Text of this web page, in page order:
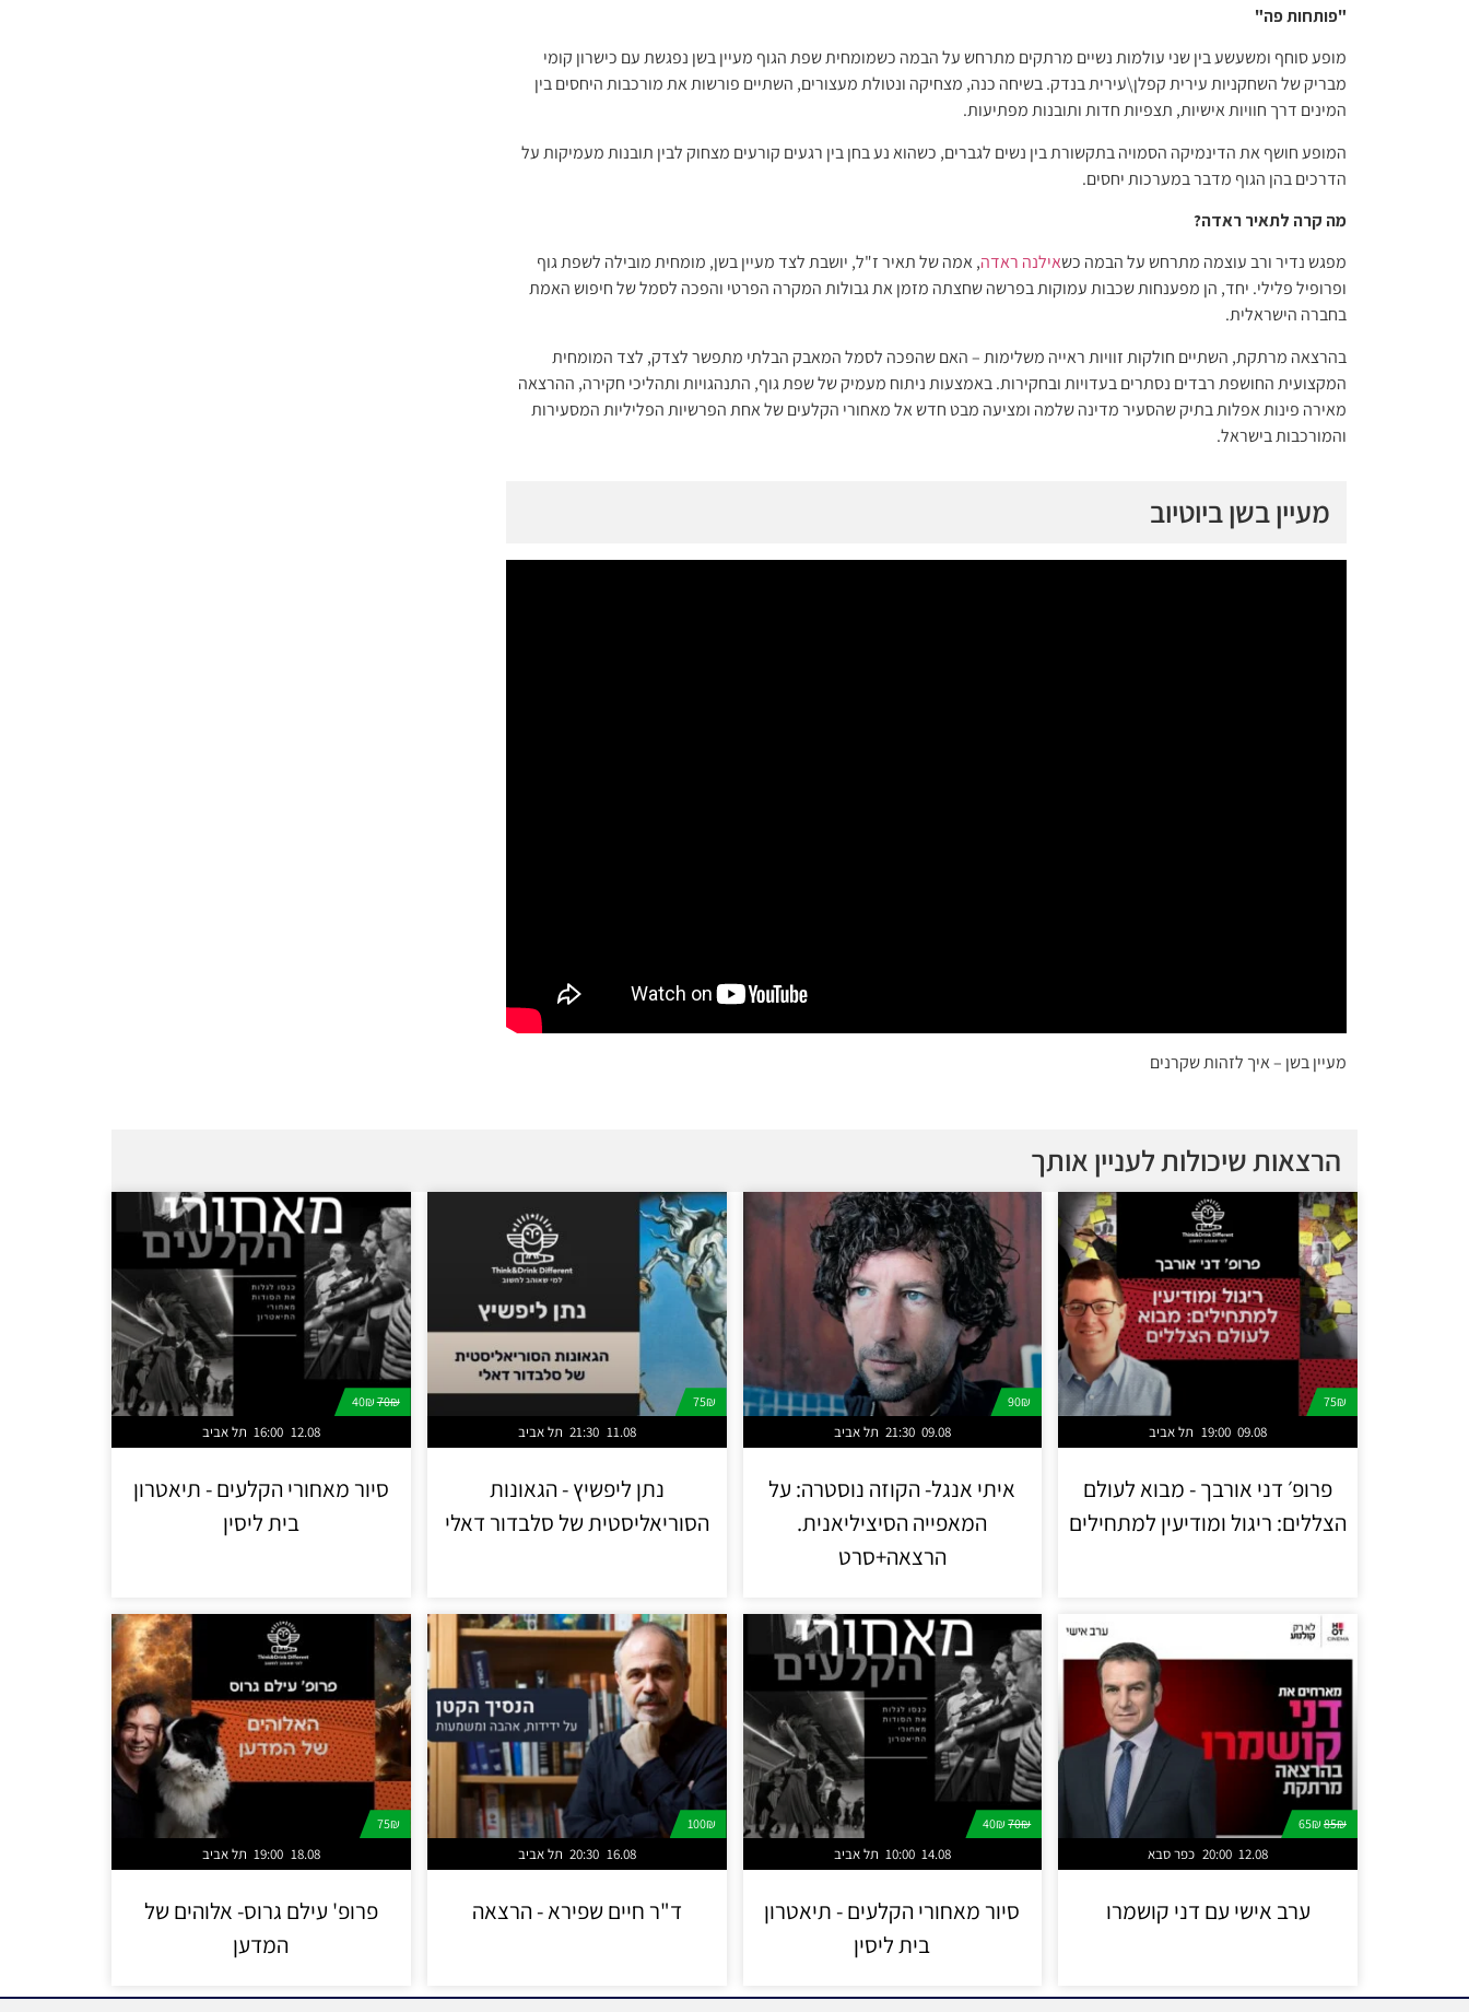
"פותחות פה"
מופע סוחף ומשעשע בין שני עולמות נשיים מרתקים מתרחש על הבמה כשמומחית שפת הגוף מעיין בשן נפגשת עם כישרון קומי
מבריק של השחקניות עירית קפלן\עירית בנדק. בשיחה כנה, מצחיקה ונטולת מעצורים, השתיים פורשות את מורכבות היחסים בין
המינים דרך חוויות אישיות, תצפיות חדות ותובנות מפתיעות.
המופע חושף את הדינמיקה הסמויה בתקשורת בין נשים לגברים, כשהוא נע בחן בין רגעים קורעים מצחוק לבין תובנות מעמיקות על
הדרכים בהן הגוף מדבר במערכות יחסים.
מה קרה לתאיר ראדה?
מפגש נדיר ורב עוצמה מתרחש על הבמה כשאילנה ראדה, אמה של תאיר ז"ל, יושבת לצד מעיין בשן, מומחית מובילה לשפת גוף
ופרופיל פלילי. יחד, הן מפענחות שכבות עמוקות בפרשה שחצתה מזמן את גבולות המקרה הפרטי והפכה לסמל של חיפוש האמת
בחברה הישראלית.
בהרצאה מרתקת, השתיים חולקות זוויות ראייה משלימות – האם שהפכה לסמל המאבק הבלתי מתפשר לצדק, לצד המומחית
המקצועית החושפת רבדים נסתרים בעדויות ובחקירות. באמצעות ניתוח מעמיק של שפת גוף, התנהגויות ותהליכי חקירה, ההרצאה
מאירה פינות אפלות בתיק שהסעיר מדינה שלמה ומציעה מבט חדש אל מאחורי הקלעים של אחת הפרשיות הפליליות המסעירות
והמורכבות בישראל.
מעיין בשן ביוטיוב
מעיין בשן – איך לזהות שקרנים
הרצאות שיכולות לעניין אותך
75₪
תל אביב 19:00 09.08
פרופ׳ דני אורבך - מבוא לעולם
הצללים: ריגול ומודיעין למתחילים
90₪
תל אביב 21:30 09.08
איתי אנגל- הקוזה נוסטרה: על
המאפייה הסיציליאנית.
הרצאה+סרט
75₪
תל אביב 21:30 11.08
נתן ליפשיץ - הגאונות
הסוריאליסטית של סלבדור דאלי
70₪
40₪
תל אביב 16:00 12.08
סיור מאחורי הקלעים - תיאטרון
בית ליסין
85₪
כפר סבא 20:00 12.08
ערב אישי עם דני קושמרו
70₪
40₪
תל אביב 10:00 14.08
סיור מאחורי הקלעים - תיאטרון
בית ליסין
100₪
תל אביב 20:30 16.08
ד"ר חיים שפירא - הרצאה
75₪
תל אביב 19:00 18.08
פרופ' עילם גרוס- אלוהים של
המדען